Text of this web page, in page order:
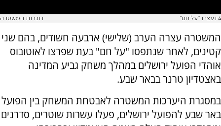
4 נעצרו "על חם" דוברות המשטרה
המשטרה עצרה הערב (שלישי) ארבעה חשודים, בהם שני
קטינים, לאחר שנתפסו "על חם" בעת שפרצו לאוטובוס
אוהדי הפועל ירושלים במהלך משחק גביע המדינה
באצטדיון טרנר בבאר שבע.
במסגרת היערכות המשטרה לאבטחת המשחק בין הפועל
באר שבע להפועל ירושלים, פעלו עשרות שוטרים, סדרנים